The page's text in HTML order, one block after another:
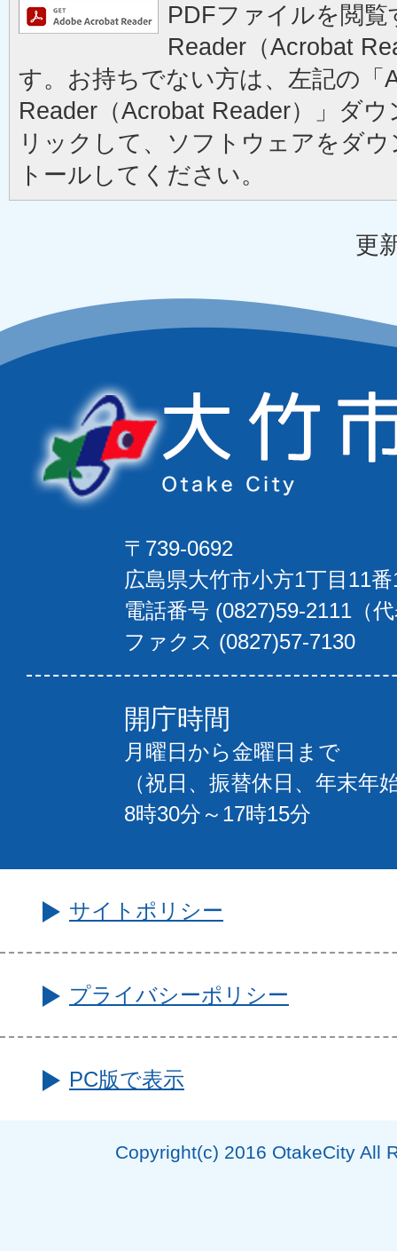
PDFファイルを閲
Reader（Acrobat
す。お持ちでない方は、左記の「
Reader（Acrobat Reader）」ダ
リックして、ソフトウェアをダ
トールしてください。
更
〒739-0692
広島県大竹市小方1丁目11
電話番号 (0827)59-2111（
ファクス (0827)57-7130
開庁時間
月曜日から金曜日まで
（祝日、振替休日、年末年
8時30分～17時15分
サイトポリシー
プライバシーポリシー
PC版で表示
Copyright(c) 2016 OtakeCity All